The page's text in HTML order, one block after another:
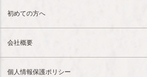
初めての方へ
会社概要
個人情報保護ポリシー